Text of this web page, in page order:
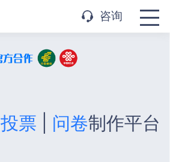
咨询
投票 问卷制作平台